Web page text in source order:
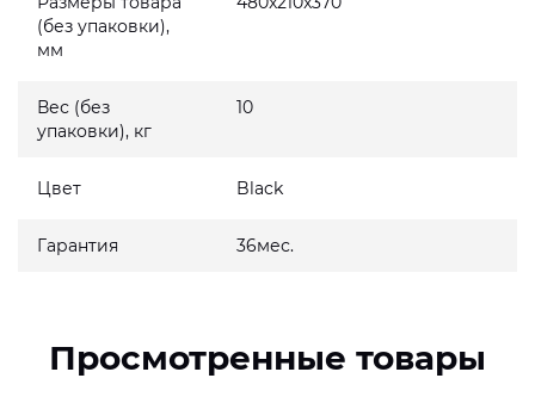
(без упаковки),
мм
Вес (без
упаковки), кг
10
Цвет Black
Гарантия 36мес.
Просмотренные товары